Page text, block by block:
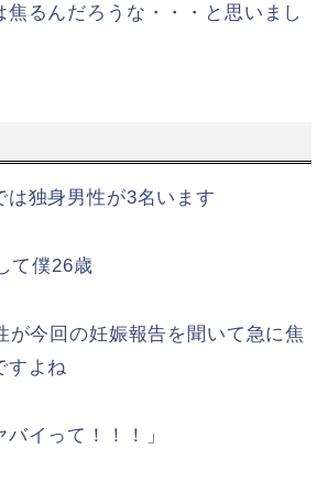
焦るんだろうな・・・と思いまし
は独身男性が3名います
て僕26歳
が今回の妊娠報告を聞いて急に焦
すよね
バイって！！！」